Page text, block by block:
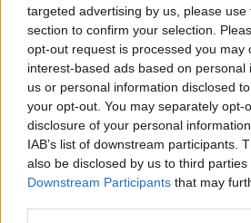
targeted advertising by us, please
section to confirm your selection.
opt-out request is processed you may
interest-based ads based on personal
us or personal information disclosed
your opt-out. You may separately opt-
disclosure of your personal
IAB’s list of downstream participants.
also be disclosed by us to third parties
Downstream Participants that may